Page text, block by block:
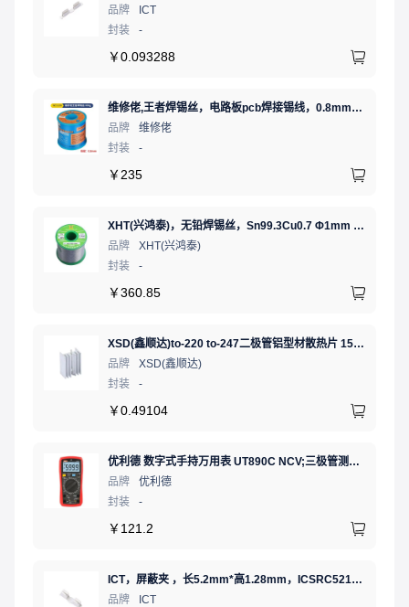
品牌
ICT
封装
-
￥0.093288
维修佬,王者焊锡丝，电路板pcb焊接锡线，0.8mm800g,1个
品牌
维修佬
封装
-
￥ 235
XHT(兴鸿泰)，无铅焊锡丝，Sn99.3Cu0.7 Φ1mm 750G，环保锡线， 免洗焊锡丝/锡线,1卷
品牌
XHT(兴鸿泰)
封装
-
￥360.85
XSD(鑫顺达)to-220 to-247二极管铝型材散热片 15.5*10.5*21 本色带针大功率电子散热器（可定制）
品牌
XSD(鑫顺达)
封装
-
￥0.49104
优利德 数字式手持万用表 UT890C NCV;三极管测试;二极管测试;火线辨别;真有效值;通断测试
品牌
优利德
封装
-
￥ 121.2
ICT，屏蔽夹 ，长5.2mm*高1.28mm，ICSRC52128SFR
品牌
ICT